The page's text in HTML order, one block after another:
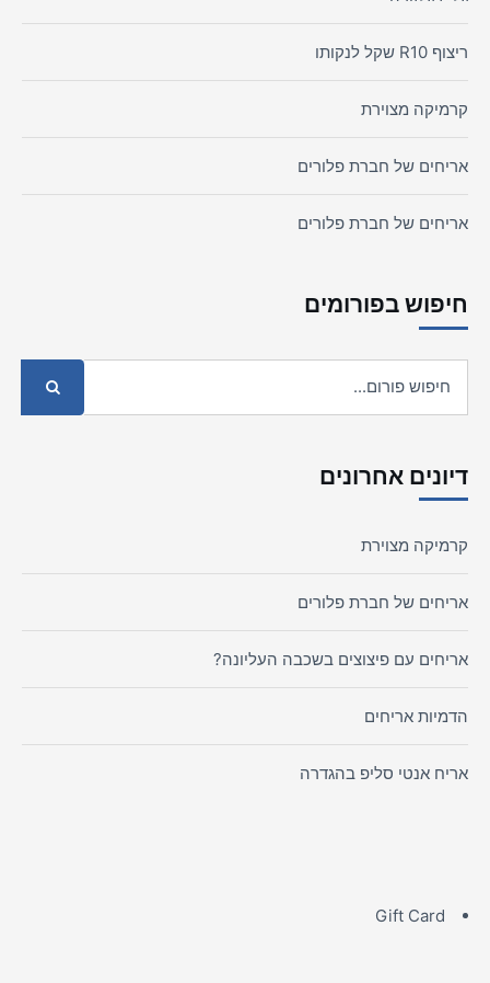
ריצוף R10 שקל לנקותו
קרמיקה מצוירת
אריחים של חברת פלורים
אריחים של חברת פלורים
חיפוש בפורומים
דיונים אחרונים
קרמיקה מצוירת
אריחים של חברת פלורים
אריחים עם פיצוצים בשכבה העליונה?
הדמיות אריחים
אריח אנטי סליפ בהגדרה
Gift Card